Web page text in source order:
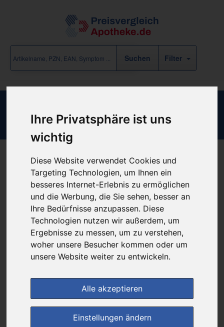
Ihre Privatsphäre ist uns
wichtig
Diese Website verwendet Cookies und
Targeting Technologien, um Ihnen ein
besseres Internet-Erlebnis zu ermöglichen
und die Werbung, die Sie sehen, besser an
Ihre Bedürfnisse anzupassen. Diese
Technologien nutzen wir außerdem, um
Ergebnisse zu messen, um zu verstehen,
woher unsere Besucher kommen oder um
unsere Website weiter zu entwickeln.
Alle akzeptieren
Einstellungen ändern
Filter
AGARICUS Q 3
Produkt empfehlen
Kein Preis bekannt
Das gewünschte Produkt ist derzeit bei keinem unserer Partner
erhältlich.
(0) Jetzt bewerten!
zur Startseite